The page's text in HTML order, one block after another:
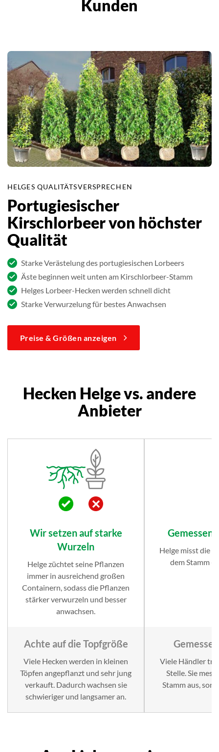
Kunden
HELGES QUALITÄTSVERSPRECHEN
Portugiesischer
Kirschlorbeer von höchster
Qualität
Starke Verästelung des portugiesischen Lorbeers
Äste beginnen weit unten am Kirschlorbeer-Stamm
Helges Lorbeer-Hecken werden schnell dicht
Starke Verwurzelung für bestes Anwachsen
Preise & Größen anzeigen
Hecken Helge vs. andere
Anbieter
Wir setzen auf starke
Wurzeln
Helge züchtet seine Pflanzen
immer in ausreichend großen
Containern, sodass die Pflanzen
stärker verwurzeln und besser
anwachsen.
Achte auf die Topfgröße
Viele Hecken werden in kleinen
Töpfen angepflanzt und sehr jung
verkauft. Dadurch wachsen sie
schwieriger und langsamer an.
Gemessen
Helge misst die
dem Stamm -
Viele Händler
Stelle. Sie
Stamm aus,